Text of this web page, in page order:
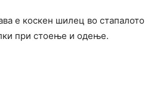
е коскен шилец во стапалото
при стоење и одење.